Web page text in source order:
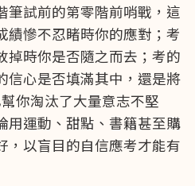
筆試前的第零階前哨戰，這
績慘不忍睹時你的應對；考
掉時你是否隨之而去；考的
信心是否填滿其中，還是將
你淘汰了大量意志不堅
運動、甜點、書籍甚至購
，以盲目的自信應考才能有